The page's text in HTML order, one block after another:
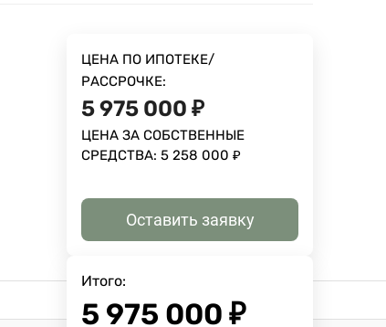
ЦЕНА ПО ИПОТЕКЕ/
РАССРОЧКЕ:
5 975 000 ₽
ЦЕНА ЗА СОБСТВЕННЫЕ
СРЕДСТВА:5 258 000₽
Оставить заявку
Итого:
5 975 000 ₽